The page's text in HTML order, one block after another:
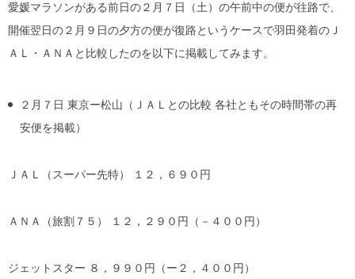
愛媛マラソンがある前日の２月７日（土）の午前中の便が往路で、
開催翌日の２月９日の夕方の便が復路というケースで羽田発着のＪ
ＡＬ・ＡＮＡと比較したのを以下に掲載してみます。
２月７日 東京ー松山（ＪＡＬとの比較 各社ともその時間帯の再
安便を掲載）
ＪＡＬ（スーパー先特） １２，６９０円
ＡＮＡ（旅割７５） １２，２９０円（－４００円）
ジェットスター ８，９９０円（ー２，４００円）